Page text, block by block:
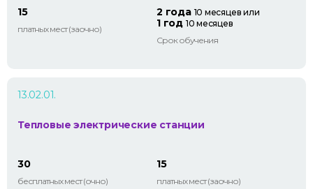
15
платных мест (заочно)
2 года 10 месяцев или
1 год 10 месяцев
Срок обучения
13.02.01.
Тепловые электрические станции
30
бесплатных мест (очно)
15
платных мест (заочно)